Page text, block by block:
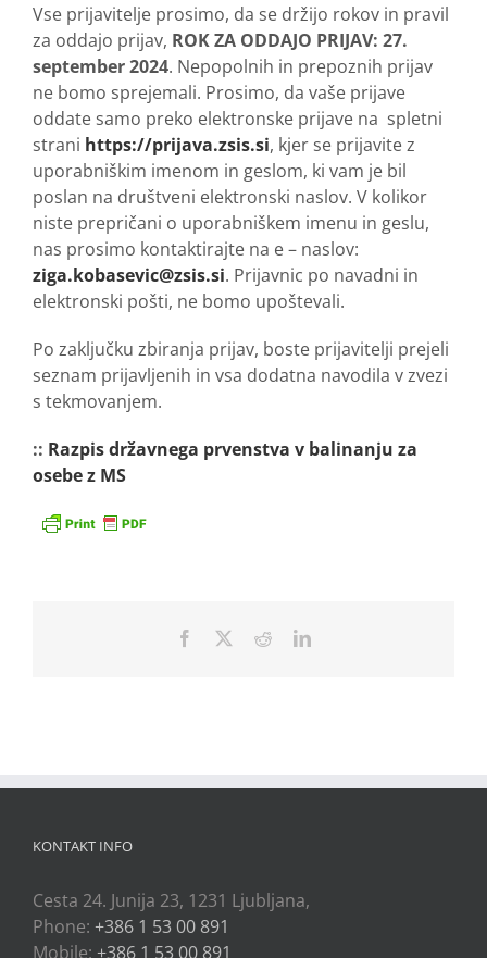
Vse prijavitelje prosimo, da se držijo rokov in pravil
za oddajo prijav, ROK ZA ODDAJO PRIJAV: 27.
september 2024. Nepopolnih in prepoznih prijav
ne bomo sprejemali. Prosimo, da vaše prijave
oddate samo preko elektronske prijave na spletni
strani https://prijava.zsis.si, kjer se prijavite z
uporabniškim imenom in geslom, ki vam je bil
poslan na društveni elektronski naslov. V kolikor
niste prepričani o uporabniškem imenu in geslu,
nas prosimo kontaktirajte na e – naslov:
ziga.kobasevic@zsis.si. Prijavnic po navadni in
elektronski pošti, ne bomo upoštevali.
Po zaključku zbiranja prijav, boste prijavitelji prejeli
seznam prijavljenih in vsa dodatna navodila v zvezi
s tekmovanjem.
:: Razpis državnega prvenstva v balinanju za
osebe z MS
Facebook RedditLinkedIn
KONTAKT INFO
Cesta 24. Junija 23, 1231 Ljubljana,
Phone: +386 1 53 00 891
Mobile: +386 1 53 00 891